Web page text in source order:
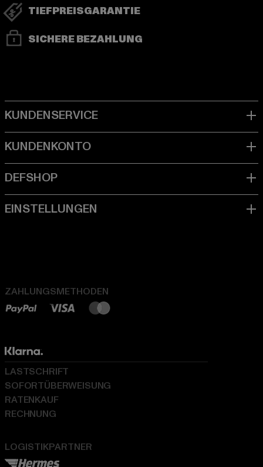
TIEFPREISGARANTIE
SICHERE BEZAHLUNG
ZAHLUNGSMETHODEN
LOGISTIKPARTNER
LASTSCHRIFT
SOFORTÜBERWEISUNG
RATENKAUF
RECHNUNG